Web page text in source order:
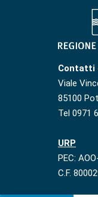
Contatti
Viale
85100
Tel 0971
URP
PEC:
C.F.